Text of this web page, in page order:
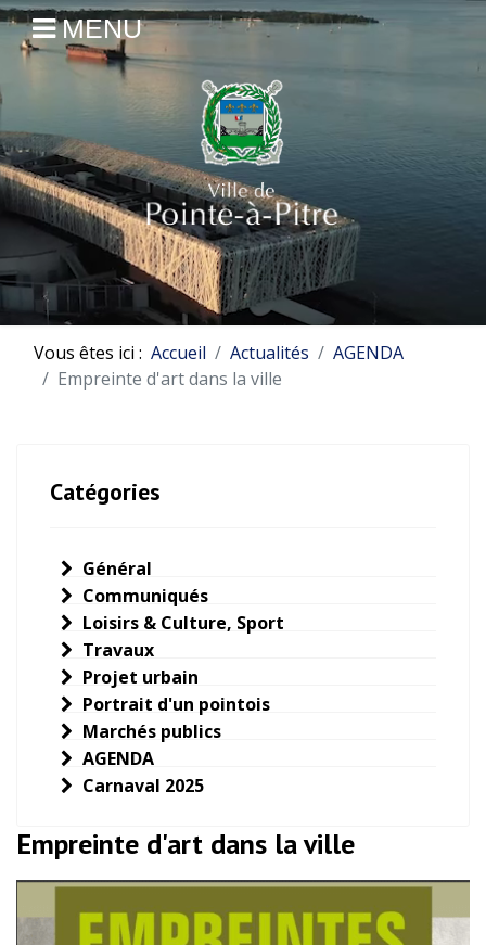
MENU
Vous êtes ici : Accueil Actualités
AGENDA
Empreinte d'art dans la ville
Catégories
Général
Communiqués
Loisirs & Culture, Sport
Travaux
Projet urbain
Portrait d'un pointois
Marchés publics
AGENDA
Carnaval 2025
Empreinte d'art dans la ville